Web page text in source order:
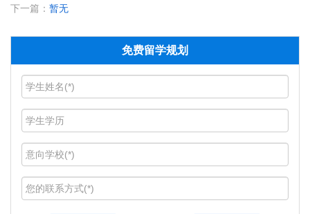
下一篇： 暂无
免费留学规划